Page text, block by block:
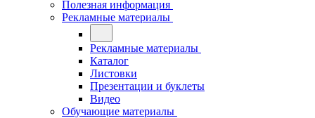
Полезная информация
Рекламные материалы
Рекламные материалы
Каталог
Листовки
Презентации и буклеты
Видео
Обучающие материалы